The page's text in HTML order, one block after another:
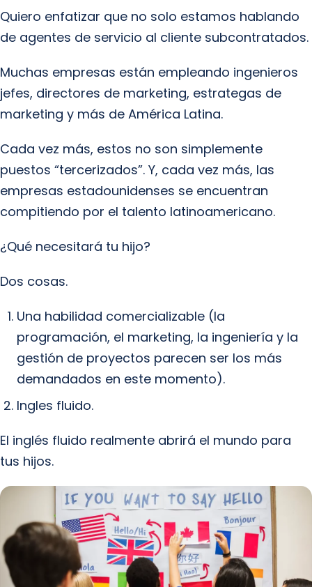
Quiero enfatizar que no solo estamos hablando
de agentes de servicio al cliente subcontratados.
Muchas empresas están empleando ingenieros
jefes, directores de marketing, estrategas de
marketing y más de América Latina.
Cada vez más, estos no son simplemente
puestos “tercerizados”. Y, cada vez más, las
empresas estadounidenses se encuentran
compitiendo por el talento latinoamericano.
¿Qué necesitará tu hijo?
Dos cosas.
Una habilidad comercializable (la
programación, el marketing, la ingeniería y la
gestión de proyectos parecen ser los más
demandados en este momento).
Ingles fluido.
El inglés fluido realmente abrirá el mundo para
tus hijos.